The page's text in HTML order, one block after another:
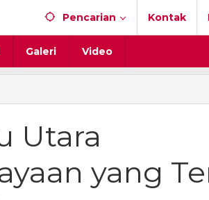
Pencarian Kontak
Galeri Video
Utara
yang